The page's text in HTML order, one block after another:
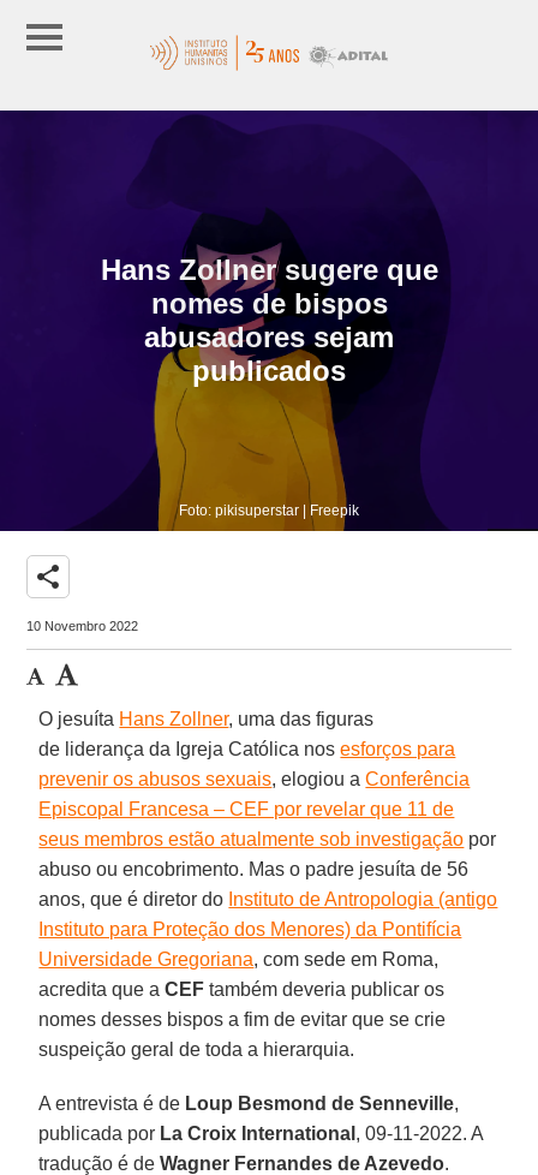
Hans Zollner sugere que
nomes de bispos
abusadores sejam
publicados
Foto: pikisuperstar | Freepik
share
10 Novembro 2022
O jesuíta Hans Zollner, uma das figuras
de liderança da Igreja Católica nosesforços para
prevenir os abusos sexuais, elogiou aConferência
Episcopal Francesa – CEF por revelar que 11 de
seus membros estão atualmente sob investigação por
abuso ou encobrimento. Mas o padre jesuíta de 56
anos, que é diretor do Instituto de Antropologia (antigo
Instituto para Proteção dos Menores) da Pontifícia
Universidade Gregoriana, com sede em Roma,
acredita que aCEF também deveria publicar os
nomes desses bispos a fim de evitar que se crie
suspeição geral de toda a hierarquia.
A entrevista é de Loup Besmond de Senneville,
publicada por La Croix International , 09-11-2022. A
tradução é deWagner Fernandes de Azevedo.